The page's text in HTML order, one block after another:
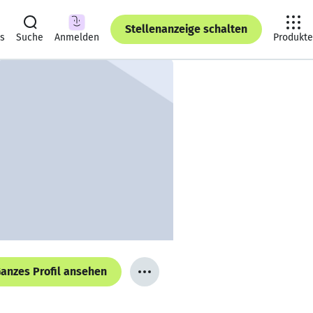
Suche Anmelden
Stellenanzeige schalten
Produkte
Profil ansehen